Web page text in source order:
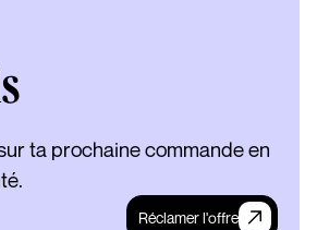
ta prochaine commande en
Réclamer l'offre